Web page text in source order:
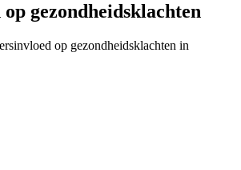
gezondheidsklachten
op gezondheidsklachten in